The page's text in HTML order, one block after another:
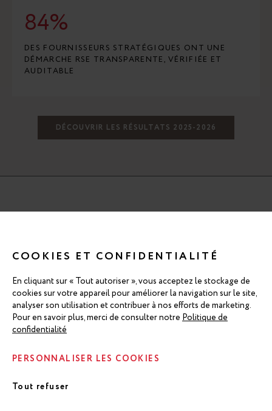
84%
DES FOURNISSEURS STRATÉGIQUES ONT UNE
DÉMARCHE RSE TRANSPARENTE, VÉRIFIÉE ET
AUDITABLE
DÉCOUVRIR LES RÉSULTATS 2025-2026
Télécharger ici la version accessible (PDF, 7 Mo)
NEWSROOM RÉMY COINTREAU
COOKIES ET CONFIDENTIALITÉ
En cliquant sur « Tout autoriser », vous acceptez le stockage de
cookies sur votre appareil pour améliorer la navigation sur le site,
analyser son utilisation et contribuer à nos efforts de marketing.
Pour en savoir plus, merci de consulter notre Politique de
confidentialité
PERSONNALISER LES COOKIES
Tout refuser